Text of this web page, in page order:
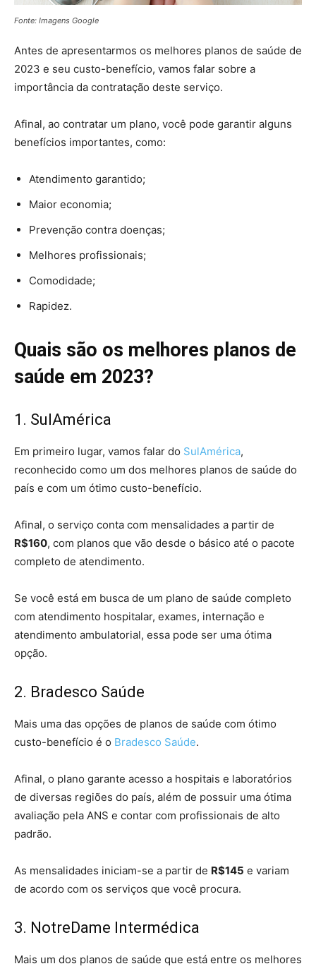
Fonte: Imagens Google
Antes de apresentarmos os melhores planos de saúde de
2023 e seu custo-benefício, vamos falar sobre a
importância da contratação deste serviço.
Afinal, ao contratar um plano, você pode garantir alguns
benefícios importantes, como:
Atendimento garantido;
Maior economia;
Prevenção contra doenças;
Melhores profissionais;
Comodidade;
Rapidez.
Quais são os melhores planos de
saúde em 2023?
1. SulAmérica
Em primeiro lugar, vamos falar do SulAmérica,
reconhecido como um dos melhores planos de saúde do
país e com um ótimo custo-benefício.
Afinal, o serviço conta com mensalidades a partir de
R$160, com planos que vão desde o básico até o pacote
completo de atendimento.
Se você está em busca de um plano de saúde completo
com atendimento hospitalar, exames, internação e
atendimento ambulatorial, essa pode ser uma ótima
opção.
2. Bradesco Saúde
Mais uma das opções de planos de saúde com ótimo
custo-benefício é o Bradesco Saúde.
Afinal, o plano garante acesso a hospitais e laboratórios
de diversas regiões do país, além de possuir uma ótima
avaliação pela ANS e contar com profissionais de alto
padrão.
As mensalidades iniciam-se a partir de R$145 e variam
de acordo com os serviços que você procura.
3. NotreDame Intermédica
Mais um dos planos de saúde que está entre os melhores